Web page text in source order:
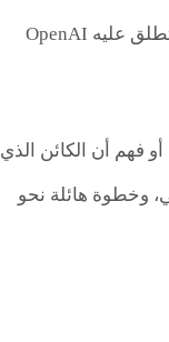
إنه أقرب إلى “مخرج أفلام رقمي” يعيش داخل الحاسوب، وهو ما تطلق عليه OpenAI
فهم أن الكائن الذي
وخطوة هائلة نحو